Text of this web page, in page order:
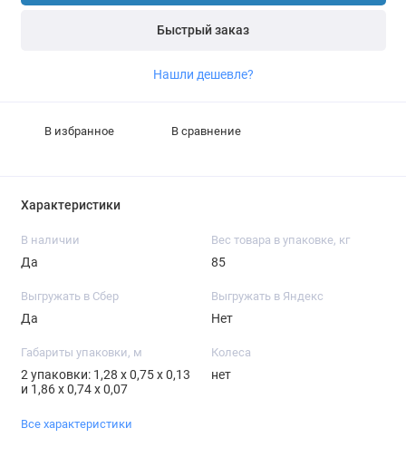
Быстрый заказ
Нашли дешевле?
В избранное В сравнение
Характеристики
В наличии
Да
Вес товара в упаковке, кг
85
Выгружать в Сбер
Да
Выгружать в Яндекс
Нет
Габариты упаковки, м
2 упаковки: 1,28 х 0,75 х 0,13
и 1,86 х 0,74 х 0,07
Колеса
нет
Все характеристики